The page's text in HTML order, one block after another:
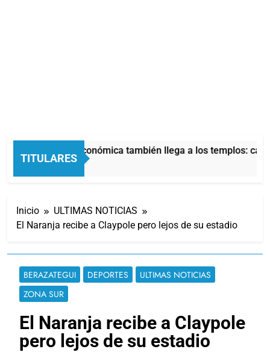
TITULARES
La crisis económica también llega a los templos:
8 Horas Atrás
Inicio
ULTIMAS NOTICIAS
El Naranja recibe a Claypole pero lejos de su estadio
BERAZATEGUI DEPORTES
ULTIMAS NOTICIAS
ZONA SUR
El Naranja recibe a Claypole
pero lejos de su estadio